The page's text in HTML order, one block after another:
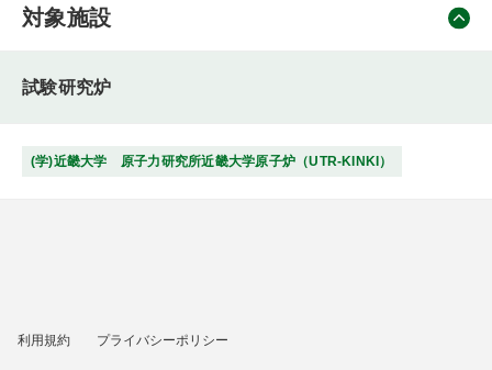
対象施設
試験研究炉
(学)近畿大学 原子力研究所近畿大学原子炉（UTR-KINKI）
利用規約 プライバシーポリシー